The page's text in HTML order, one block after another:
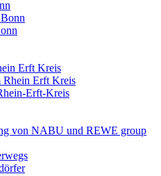
Erft Kreis
Rhein Erft Kreis
Erft-Kreis
von NABU und REWE group